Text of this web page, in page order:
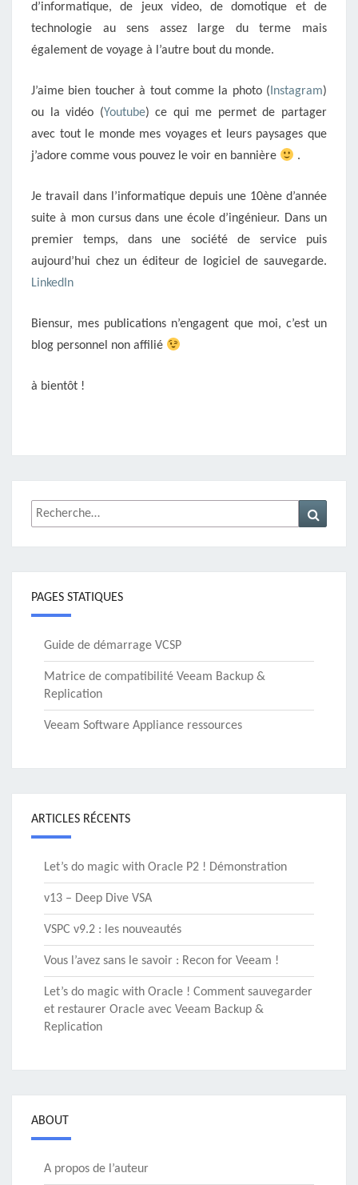
d’informatique, de jeux video, de domotique et de
technologie au sens assez large du terme mais
également de voyage à l’autre bout du monde.
J’aime bien toucher à tout comme la photo (Instagram)
ou la vidéo (Youtube) ce qui me permet de partager
avec tout le monde mes voyages et leurs paysages que
j’adore comme vous pouvez le voir en bannière
.
Je travail dans l’informatique depuis une 10ène d’année
suite à mon cursus dans une école d’ingénieur. Dans un
premier temps, dans une société de service puis
aujourd’hui chez un éditeur de logiciel de sauvegarde.
LinkedIn
Biensur, mes publications n’engagent que moi, c’est un
blog personnel non affilié
à bientôt !
Rechercher :
PAGES STATIQUES
Guide de démarrage VCSP
Matrice de compatibilité Veeam Backup &
Replication
Veeam Software Appliance ressources
ARTICLES RÉCENTS
Let’s do magic with Oracle P2 ! Démonstration
v13 – Deep Dive VSA
VSPC v9.2 : les nouveautés
Vous l’avez sans le savoir : Recon for Veeam !
Let’s do magic with Oracle ! Comment sauvegarder
et restaurer Oracle avec Veeam Backup &
Replication
ABOUT
A propos de l’auteur